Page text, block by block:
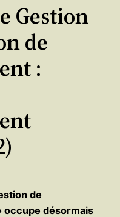
Gestion
de
:
de
occupe désormais